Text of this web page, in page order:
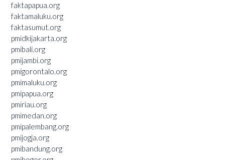
faktapapua.org
faktamaluku.org
faktasumut.org
pmidkijakarta.org
pmibali.org
pmijambi.org
pmigorontalo.org
pmimaluku.org
pmipapua.org
pmiriau.org
pmimedan.org
pmipalembang.org
pmijogja.org
pmibandung.org